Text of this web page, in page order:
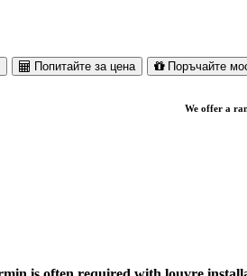
Попитайте за цена Поръчайте
We offer a